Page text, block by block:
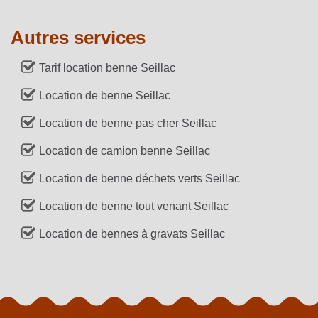
Autres services
Tarif location benne Seillac
Location de benne Seillac
Location de benne pas cher Seillac
Location de camion benne Seillac
Location de benne déchets verts Seillac
Location de benne tout venant Seillac
Location de bennes à gravats Seillac